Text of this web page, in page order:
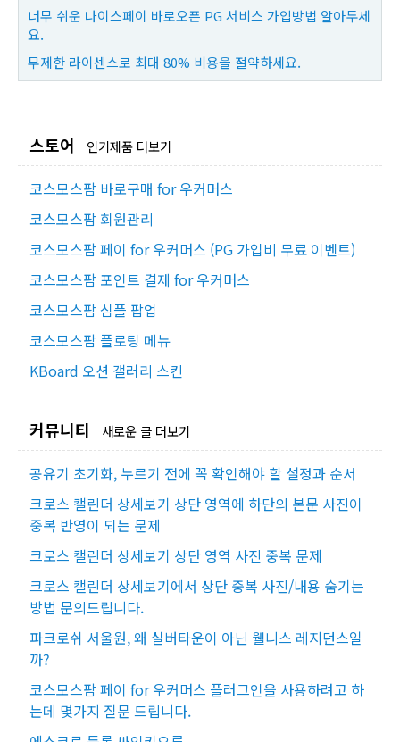
너무 쉬운 나이스페이 바로오픈 PG 서비스 가입방법 알아두세
요.
무제한 라이센스로 최대 80% 비용을 절약하세요.
스토어 인기제품 더보기
코스모스팜 바로구매 for 우커머스
코스모스팜 회원관리
코스모스팜 페이 for 우커머스 (PG 가입비 무료 이벤트)
코스모스팜 포인트 결제 for 우커머스
코스모스팜 심플 팝업
코스모스팜 플로팅 메뉴
KBoard 오션 갤러리 스킨
커뮤니티 새로운 글 더보기
공유기 초기화, 누르기 전에 꼭 확인해야 할 설정과 순서
크로스 캘린더 상세보기 상단 영역에 하단의 본문 사진이
중복 반영이 되는 문제
크로스 캘린더 상세보기 상단 영역 사진 중복 문제
크로스 캘린더 상세보기에서 상단 중복 사진/내용 숨기는
방법 문의드립니다.
파크로쉬 서울원, 왜 실버타운이 아닌 웰니스 레지던스일
까?
코스모스팜 페이 for 우커머스 플러그인을 사용하려고 하
는데 몇가지 질문 드립니다.